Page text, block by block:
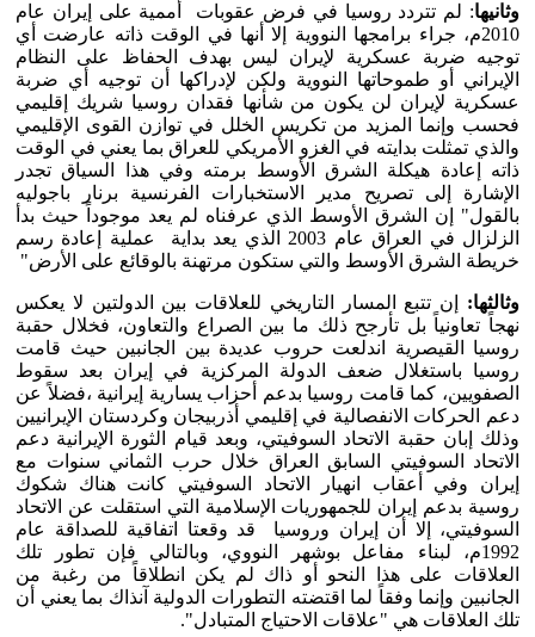
وثانيها: لم تتردد روسيا في فرض عقوبات أممية على إيران عام
2010م، جراء برامجها النووية إلا أنها في الوقت ذاته عارضت أي
توجيه ضربة عسكرية لإيران ليس بهدف الحفاظ على النظام
الإيراني أو طموحاتها النووية ولكن لإدراكها أن توجيه أي ضربة
عسكرية لإيران لن يكون من شأنها فقدان روسيا شريك إقليمي
فحسب وإنما المزيد من تكريس الخلل في توازن القوى الإقليمي
والذي تمثلت بدايته في الغزو الأمريكي للعراق بما يعني في الوقت
ذاته إعادة هيكلة الشرق الأوسط برمته وفي هذا السياق تجدر
الإشارة إلى تصريح مدير الاستخبارات الفرنسية برنار باجوليه
بالقول" إن الشرق الأوسط الذي عرفناه لم يعد موجوداً حيث بدأ
الزلزال في العراق عام 2003 الذي يعد بداية عملية إعادة رسم
خريطة الشرق الأوسط والتي ستكون مرتهنة بالوقائع على الأرض"
وثالثها: إن تتبع المسار التاريخي للعلاقات بين الدولتين لا يعكس
نهجاً تعاونياً بل تأرجح ذلك ما بين الصراع والتعاون، فخلال حقبة
روسيا القيصرية اندلعت حروب عديدة بين الجانبين حيث قامت
روسيا باستغلال ضعف الدولة المركزية في إيران بعد سقوط
الصفويين، كما قامت روسيا بدعم أحزاب يسارية إيرانية ،فضلاً عن
دعم الحركات الانفصالية في إقليمي أذربيجان وكردستان الإيرانيين
وذلك إبان حقبة الاتحاد السوفيتي، وبعد قيام الثورة الإيرانية دعم
الاتحاد السوفيتي السابق العراق خلال حرب الثماني سنوات مع
إيران وفي أعقاب انهيار الاتحاد السوفيتي كانت هناك شكوك
روسية بدعم إيران للجمهوريات الإسلامية التي استقلت عن الاتحاد
السوفيتي، إلا أن إيران وروسيا قد وقعتا اتفاقية للصداقة عام
1992م، لبناء مفاعل بوشهر النووي، وبالتالي فإن تطور تلك
العلاقات على هذا النحو أو ذاك لم يكن انطلاقاً من رغبة من
الجانبين وإنما وفقاً لما اقتضته التطورات الدولية آنذاك بما يعني أن
تلك العلاقات هي "علاقات الاحتياج المتبادل".